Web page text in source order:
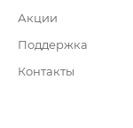
Акции
Поддержка
Контакты